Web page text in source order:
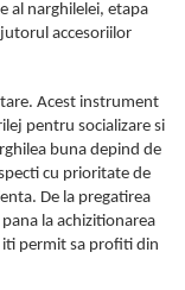
al narghilelei, etapa
accesoriilor
Acest instrument
pentru socializare si
buna depind de
cu prioritate de
De la pregatirea
la achizitionarea
permit sa profiti din